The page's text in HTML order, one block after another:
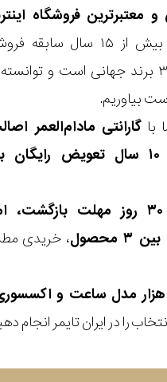
و معتبرترین فروشگاه
با بیش از ۱۵ سال
بیاوریم.
با
ارسال رایگان، ۳۰ روز مهلت
، خریدی
را در ایران تایمر انجام